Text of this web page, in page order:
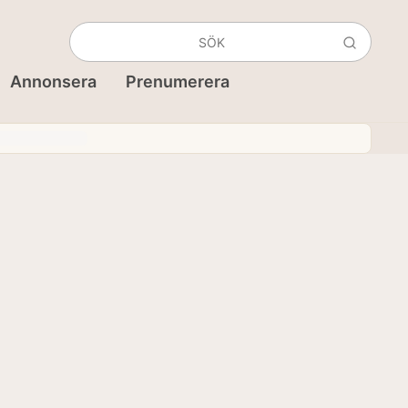
Annonsera Prenumerera